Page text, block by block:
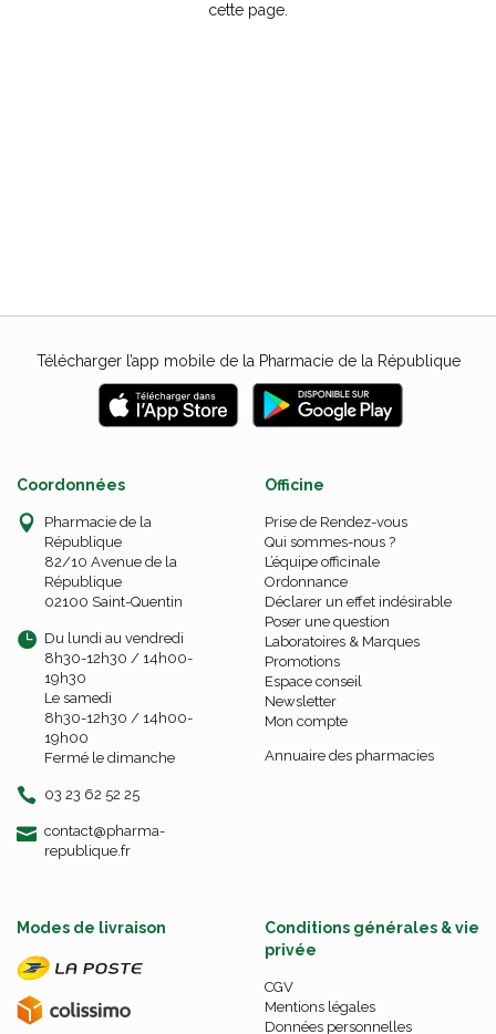
cette page.
Télécharger l’app mobile de la Pharmacie de la République
Coordonnées
Pharmacie de la
République
82/10 Avenue de la
République
02100 Saint-Quentin
Du lundi au vendredi
8h30-12h30 / 14h00-
19h30
Le samedi
8h30-12h30 / 14h00-
19h00
Fermé le dimanche
03 23 62 52 25
contact-
@-
pharma-
republique.fr
Officine
Prise de Rendez-vous
Qui sommes-nous ?
L’équipe officinale
Ordonnance
Déclarer un effet indésirable
Poser une question
Laboratoires & Marques
Promotions
Espace conseil
Newsletter
Mon compte
Annuaire des pharmacies
Modes de livraison
Conditions générales & vie
privée
CGV
Mentions légales
Données personnelles